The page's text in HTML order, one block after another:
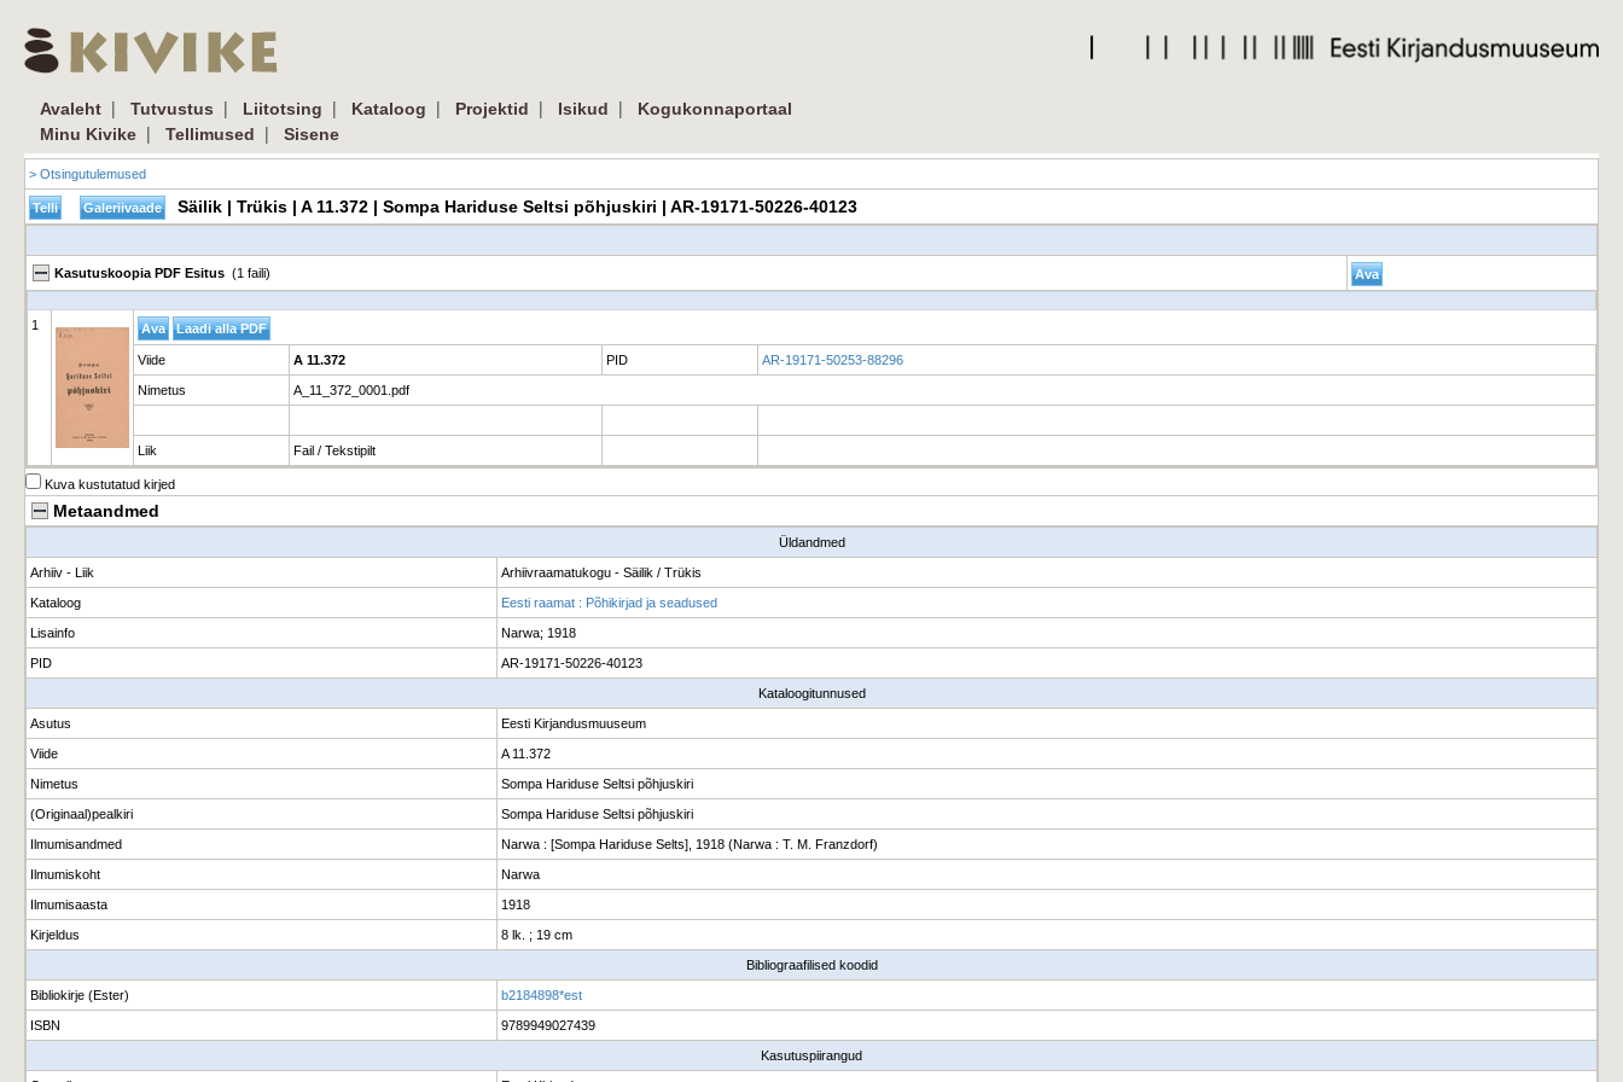
Avaleht | Tutvustus | Liitotsing | Kataloog | Projektid | Isikud |
Kogukonnaportaal
Minu Kivike | Tellimused | Sisene
> Otsingutulemused
Säilik | Trükis | A 11.372 | Sompa Hariduse Seltsi põhjuskiri | AR-19171-50226-40123
Kasutuskoopia PDF Esitus (1 faili)
1
Viide A 11.372 PID AR-19171-50253-88296
Nimetus A_11_372_0001.pdf
Liik Fail / Tekstipilt
Kuva kustutatud kirjed
Metaandmed
Üldandmed
Arhiiv - Liik Arhiivraamatukogu - Säilik / Trükis
Kataloog Eesti raamat : Põhikirjad ja seadused
Lisainfo Narwa; 1918
PID AR-19171-50226-40123
Kataloogitunnused
Asutus Eesti Kirjandusmuuseum
Viide A 11.372
Nimetus Sompa Hariduse Seltsi põhjuskiri
(Originaal)pealkiri Sompa Hariduse Seltsi põhjuskiri
Ilmumisandmed Narwa : [Sompa Hariduse Selts], 1918 (Narwa : T. M. Franzdorf)
Ilmumiskoht Narwa
Ilmumisaasta 1918
Kirjeldus 8 lk. ; 19 cm
Bibliograafilised koodid
Bibliokirje (Ester) b2184898*est
ISBN 9789949027439
Kasutuspiirangud